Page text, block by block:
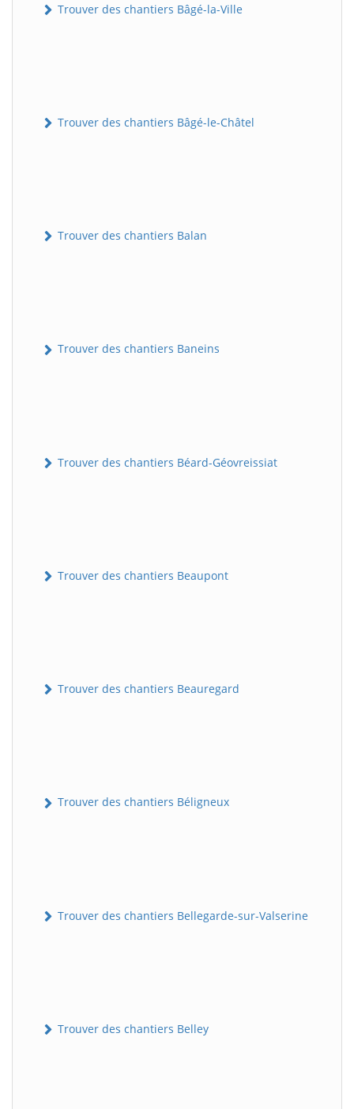
Trouver des chantiers Bâgé-la-Ville
Trouver des chantiers Bâgé-le-Châtel
Trouver des chantiers Balan
Trouver des chantiers Baneins
Trouver des chantiers Béard-Géovreissiat
Trouver des chantiers Beaupont
Trouver des chantiers Beauregard
Trouver des chantiers Béligneux
Trouver des chantiers Bellegarde-sur-Valserine
Trouver des chantiers Belley